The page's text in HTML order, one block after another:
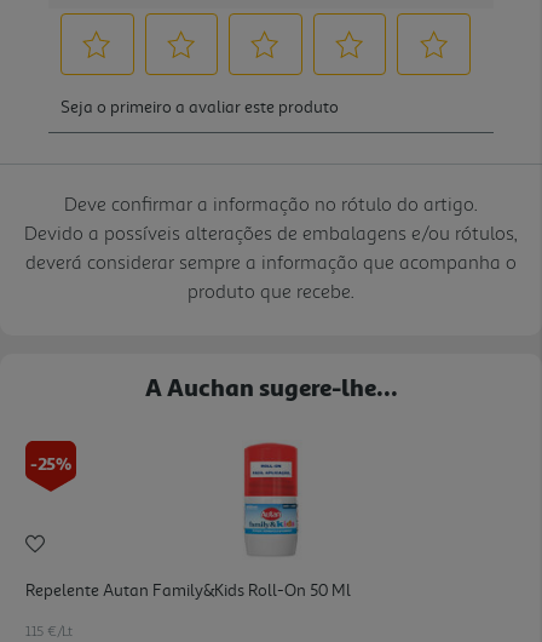
Deve confirmar a informação no rótulo do artigo.
Devido a possíveis alterações de embalagens e/ou rótulos,
deverá considerar sempre a informação que acompanha o
produto que recebe.
A Auchan sugere-lhe...
-25%
Repelente Autan Family&kids Roll-On 50 Ml
115 €/Lt